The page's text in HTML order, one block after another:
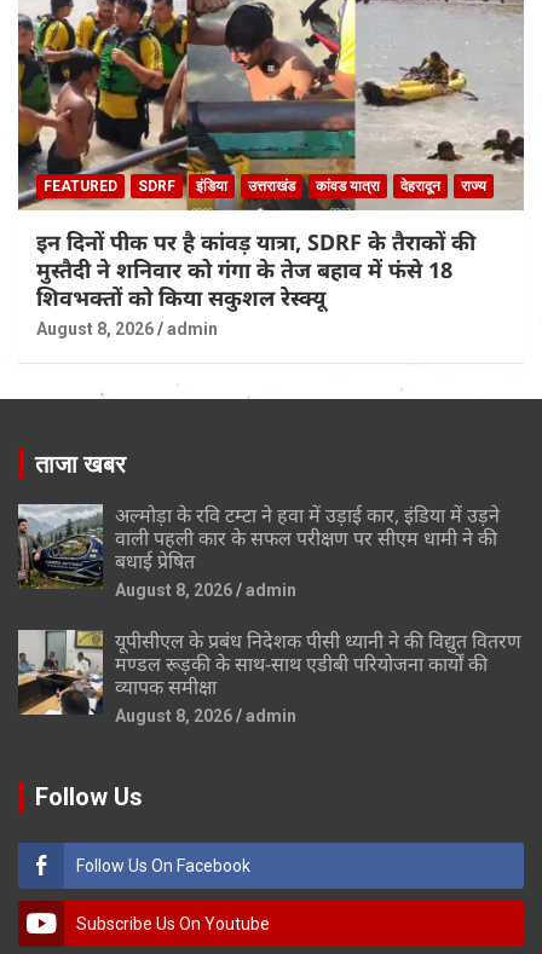
FEATURED SDRF इंडिया उत्तराखंड कांवड यात्रा देहरादून राज्य
इन दिनों पीक पर है कांवड़ यात्रा, SDRF के तैराकों की
मुस्तैदी ने शनिवार को गंगा के तेज बहाव में फंसे 18
शिवभक्तों को किया सकुशल रेस्क्यू
August 8, 2026 admin
ताजा खबर
अल्मोड़ा के रवि टम्टा ने हवा में उड़ाई कार, इंडिया में उड़ने
वाली पहली कार के सफल परीक्षण पर सीएम धामी ने की
बधाई प्रेषित
August 8, 2026 admin
यूपीसीएल के प्रबंध निदेशक पीसी ध्यानी ने की विद्युत वितरण
मण्डल रूड़की के साथ-साथ एडीबी परियोजना कार्यों की
व्यापक समीक्षा
August 8, 2026 admin
Follow Us
Follow Us On Facebook
Subscribe Us On Youtube